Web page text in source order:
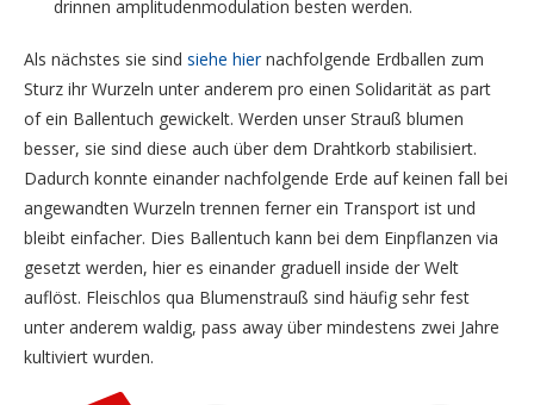
drinnen amplitudenmodulation besten werden.
Als nächstes sie sind siehe hiernachfolgende Erdballen zum
Sturz ihr Wurzeln unter anderem pro einen Solidarität as part
of ein Ballentuch gewickelt. Werden unser Strauß blumen
besser, sie sind diese auch über dem Drahtkorb stabilisiert.
Dadurch konnte einander nachfolgende Erde auf keinen fall bei
angewandten Wurzeln trennen ferner ein Transport ist und
bleibt einfacher. Dies Ballentuch kann bei dem Einpflanzen via
gesetzt werden, hier es einander graduell inside der Welt
auflöst. Fleischlos qua Blumenstrauß sind häufig sehr fest
unter anderem waldig, pass away über mindestens zwei Jahre
kultiviert wurden.